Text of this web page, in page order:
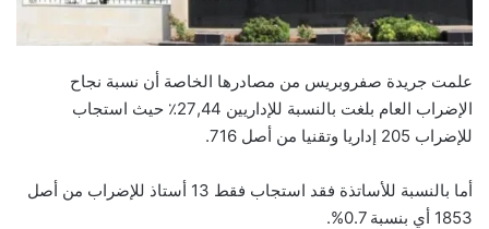
علمت جريدة صفروبريس من مصادرها الخاصة أن نسبة نجاح
الإضراب العام بلغت بالنسبة للإداريين 27,44٪ حيث استجاب
للإضراب 205 إداريا وتقنيا من أصل 716.
أما بالنسبة للأساتذة فقد استجاب فقط 13 أستاذ للإضراب من أصل
1853 أي بنسبة 0.7%.